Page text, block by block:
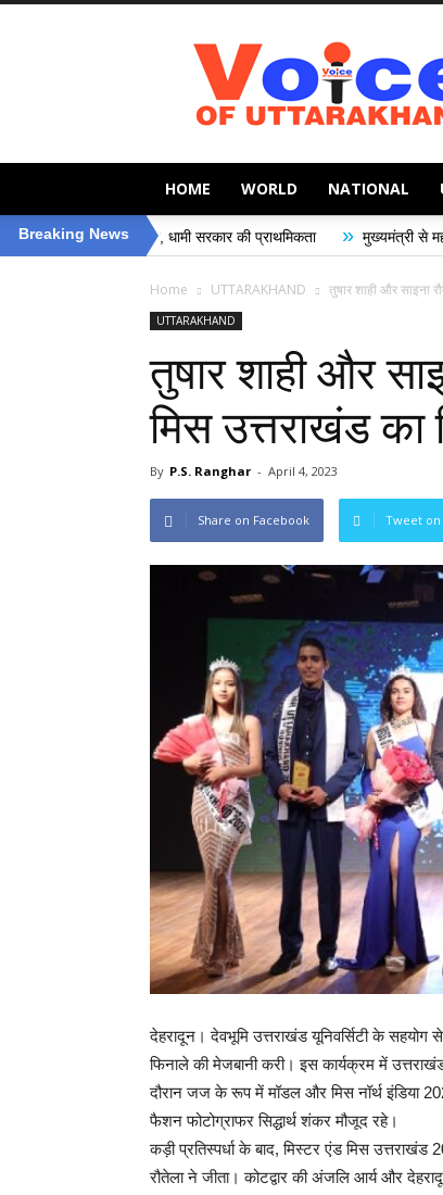
Voice
of
Uttarakhand
HOME WORLD NATIONAL
Breaking News
सुरक्षा, धामी सरकार की प्राथमिकता » मुख्यमंत्री से महानिदेशक एनसीसी ने
Home UTTARAKHAND तुषार शाही और साइना
UTTARAKHAND
तुषार शाही और
मिस उत्तराखंड का
By P.S. Ranghar - April 4, 2023
Share on Facebook Tweet
देहरादून। देवभूमि उत्तराखंड यूनिवर्सिटी के
फिनाले की मेजबानी करी। इस कार्यक्रम में
दौरान जज के रूप में मॉडल और मिस नॉर्थ इंडिया
फैशन फोटोग्राफर सिद्धार्थ शंकर मौजूद रहे।
कड़ी प्रतिस्पर्धा के बाद, मिस्टर एंड मिस उत्तराखंड
रौतेला ने जीता। कोटद्वार की अंजलि आर्य और